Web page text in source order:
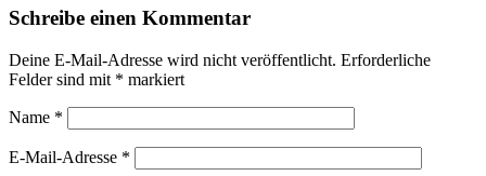
Schreibe einen Kommentar
Deine E-Mail-Adresse wird nicht veröffentlicht. Erforderliche
Felder sind mit * markiert
Name *
E-Mail-Adresse *